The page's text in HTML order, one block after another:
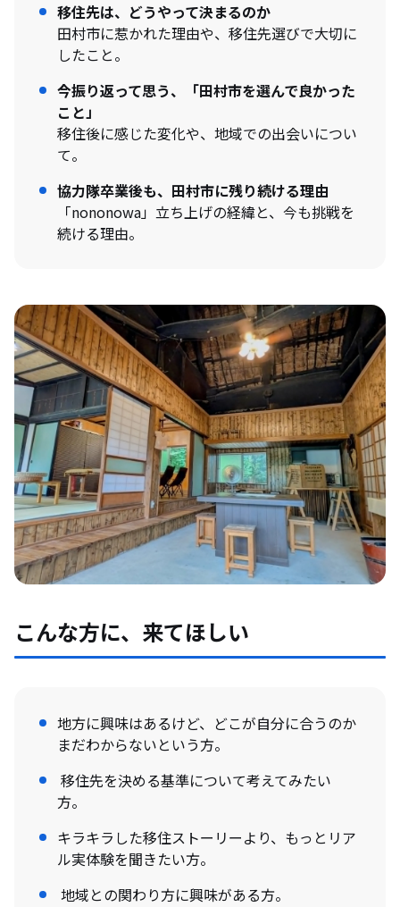
移住先は、どうやって決まるのか
田村市に惹かれた理由や、移住先選びで大切に
したこと。
今振り返って思う、「田村市を選んで良かった
こと」
移住後に感じた変化や、地域での出会いについ
て。
協力隊卒業後も、田村市に残り続ける理由
「nononowa」立ち上げの経緯と、今も挑戦を
続ける理由。
こんな方に、来てほしい
地方に興味はあるけど、どこが自分に合うのか
まだわからないという方。
移住先を決める基準について考えてみたい
方。
キラキラした移住ストーリーより、もっとリア
ル実体験を聞きたい方。
地域との関わり方に興味がある方。